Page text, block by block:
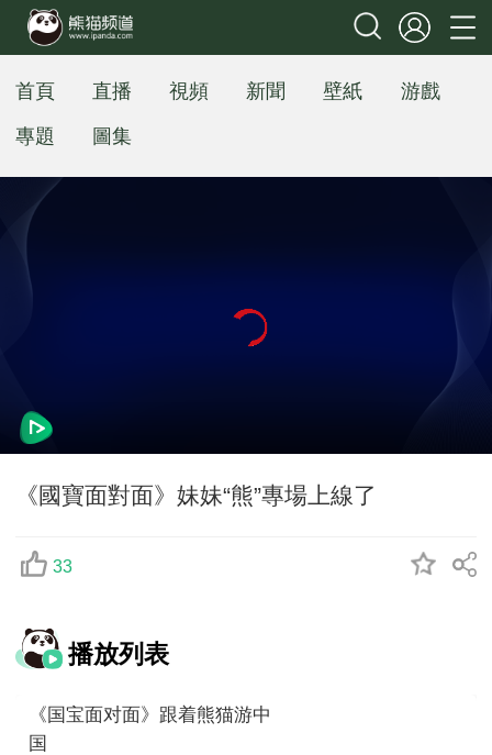
首頁 直播 視頻 新聞 壁紙
游戲
專題
圖集
《國寶面對面》妹妹“熊”專場上線了
33
播放列表
《国宝面对面》跟着熊猫游中
国